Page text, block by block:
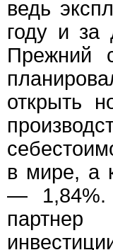
ведь
году и за
Прежний
открыть
в мире, а
— 1,84%.
партнер